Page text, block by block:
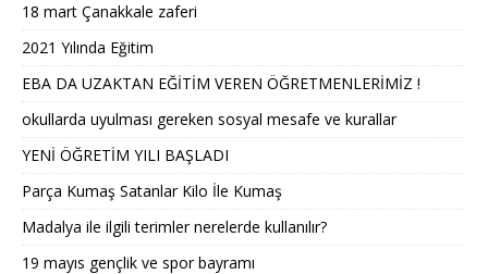
18 mart Çanakkale zaferi
2021 Yılında Eğitim
EBA DA UZAKTAN EĞİTİM VEREN ÖĞRETMENLERİMİZ !
okullarda uyulması gereken sosyal mesafe ve kurallar
YENİ ÖĞRETİM YILI BAŞLADI
Parça Kumaş Satanlar Kilo İle Kumaş
Madalya ile ilgili terimler nerelerde kullanılır?
19 mayıs gençlik ve spor bayramı